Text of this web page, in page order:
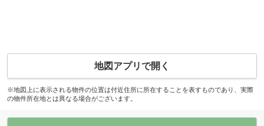
地図アプリで開く
※地図上に表示される物件の位置は付近住所に所在することを表すものであり、実際
の物件所在地とは異なる場合がございます。